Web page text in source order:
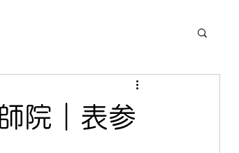
院｜表参